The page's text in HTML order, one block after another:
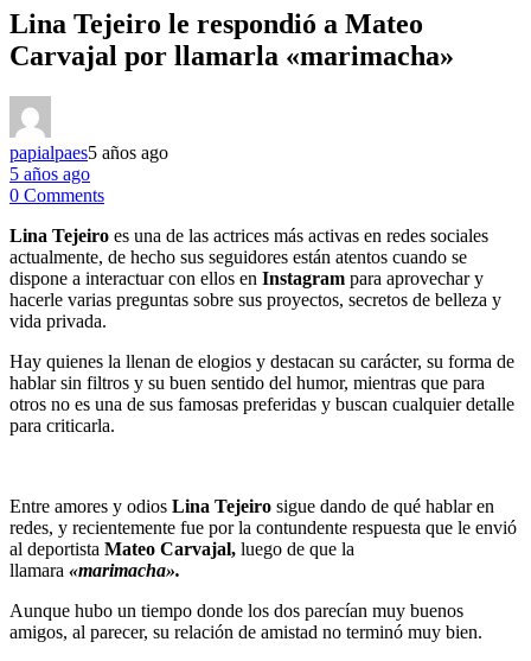
Lina Tejeiro le respondió a Mateo
Carvajal por llamarla «marimacha»
papialpaes5 años ago
5 años ago
0 Comments
Lina Tejeiro es una de las actrices más activas en redes sociales
actualmente, de hecho sus seguidores están atentos cuando se
dispone a interactuar con ellos en Instagram para aprovechar y
hacerle varias preguntas sobre sus proyectos, secretos de belleza y
vida privada.
Hay quienes la llenan de elogios y destacan su carácter, su forma de
hablar sin filtros y su buen sentido del humor, mientras que para
otros no es una de sus famosas preferidas y buscan cualquier detalle
para criticarla.
Entre amores y odios Lina Tejeiro sigue dando de qué hablar en
redes, y recientemente fue por la contundente respuesta que le envió
al deportista Mateo Carvajal, luego de que la
llamara «marimacha».
Aunque hubo un tiempo donde los dos parecían muy buenos
amigos, al parecer, su relación de amistad no terminó muy bien.